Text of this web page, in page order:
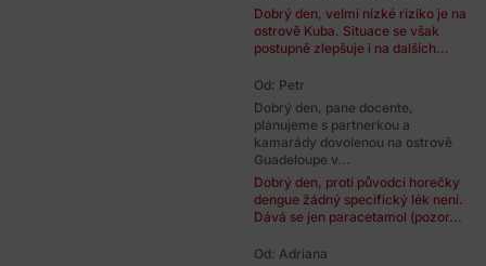
Dobrý den, velmi nízké riziko je na
ostrově Kuba. Situace se však
postupně zlepšuje i na dalších...
Od: Petr
Dobrý den, pane docente,
plánujeme s partnerkou a
kamarády dovolenou na ostrově
Guadeloupe v...
Dobrý den, proti původci horečky
dengue žádný specifický lék není.
Dává se jen paracetamol (pozor...
Od: Adriana